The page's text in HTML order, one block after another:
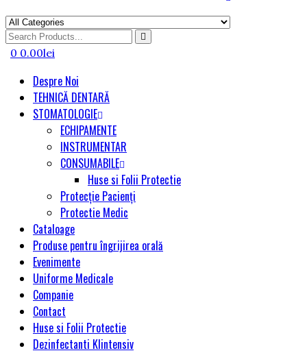
Search
for
0 0.00lei
Despre Noi
TEHNICĂ DENTARĂ
STOMATOLOGIE
ECHIPAMENTE
INSTRUMENTAR
CONSUMABILE
Huse si Folii Protectie
Protecție Pacienți
Protectie Medic
Cataloage
Produse pentru îngrijirea orală
Evenimente
Uniforme Medicale
Companie
Contact
Huse si Folii Protectie
Dezinfectanti Klintensiv